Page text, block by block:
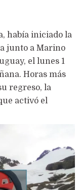
había iniciado la
junto a Marino
el lunes 1
Horas más
regreso, la
activó el